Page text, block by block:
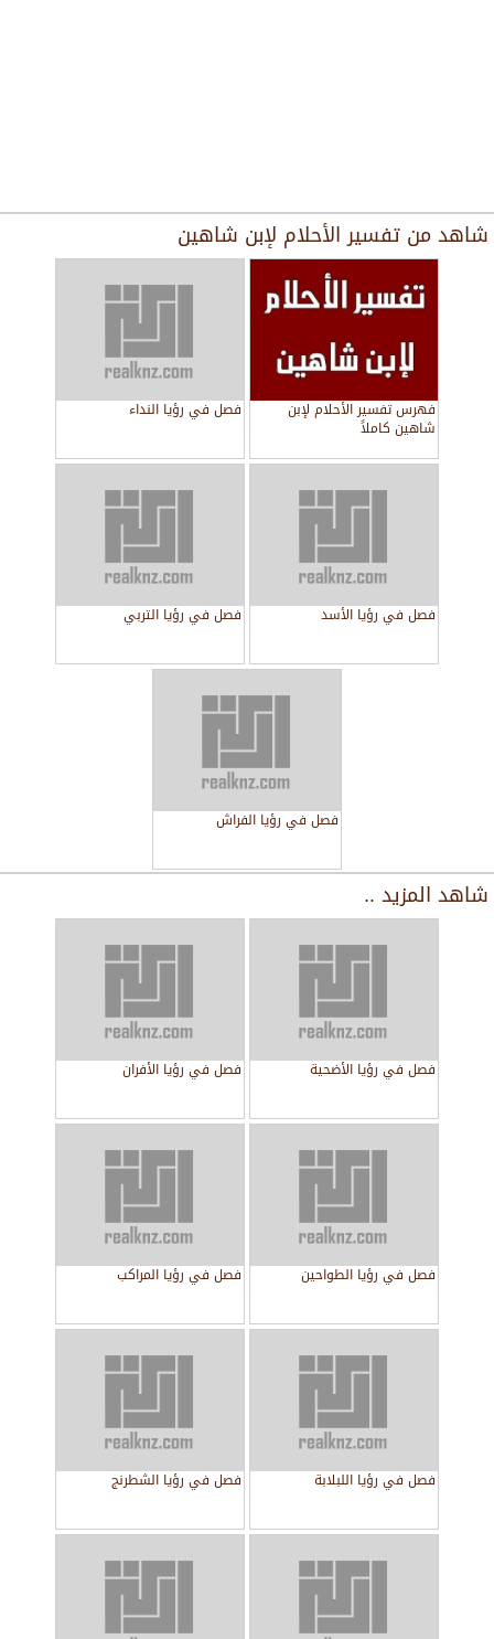
شاهد من تفسير الأحلام لإبن شاهين
فهرس تفسير الأحلام لإبن
شاهين كاملاً
فصل في رؤيا النداء
فصل في رؤيا الأسد فصل في رؤيا التربي
فصل في رؤيا الفراش
شاهد المزيد ..
فصل في رؤيا الأضحية فصل في رؤيا الأفران
فصل في رؤيا الطواحين فصل في رؤيا المراكب
فصل في رؤيا اللبلابة فصل في رؤيا الشطرنج